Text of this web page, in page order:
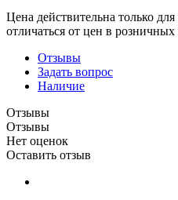
Цена действительна только
отличаться от цен в розничных
Отзывы
Задать вопрос
Наличие
Отзывы
Отзывы
Нет оценок
Оставить отзыв